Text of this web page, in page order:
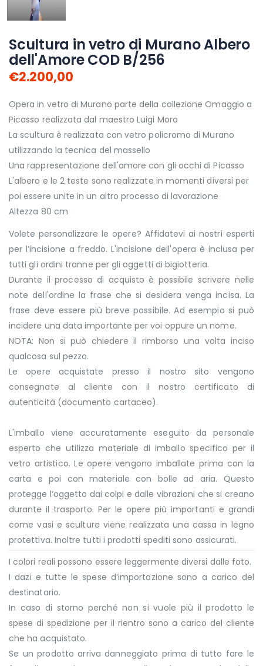
Scultura in vetro di Murano Albero
dell'Amore COD B/256
€2.200,00
Opera in vetro di Murano parte della collezione Omaggio a
Picasso realizzata dal maestro Luigi Moro
La scultura è realizzata con vetro policromo di Murano
utilizzando la tecnica del massello
Una rappresentazione dell'amore con gli occhi di Picasso
L'albero e le 2 teste sono realizzate in momenti diversi per
poi essere unite in un altro processo di lavorazione
Altezza 80 cm
Volete personalizzare le opere? Affidatevi ai nostri esperti
per l’incisione a freddo. L'incisione dell'opera è inclusa per
tutti gli ordini tranne per gli oggetti di bigiotteria.
Durante il processo di acquisto è possibile scrivere nelle
note dell'ordine la frase che si desidera venga incisa. La
frase deve essere più breve possibile. Ad esempio si può
incidere una data importante per voi oppure un nome.
NOTA: Non si può chiedere il rimborso una volta inciso
qualcosa sul pezzo.
Le opere acquistate presso il nostro sito vengono
consegnate al cliente con il nostro certificato di
autenticità (documento cartaceo).
L'imballo viene accuratamente eseguito da personale
esperto che utilizza materiale di imballo specifico per il
vetro artistico. Le opere vengono imballate prima con la
carta e poi con materiale con bolle ad aria. Questo
protegge l’oggetto dai colpi e dalle vibrazioni che si creano
durante il trasporto. Per le opere più importanti e grandi
come vasi e sculture viene realizzata una cassa in legno
protettiva. Inoltre tutti i prodotti spediti sono assicurati.
I colori reali possono essere leggermente diversi dalle foto.
I dazi e tutte le spese d’importazione sono a carico del
destinatario.
In caso di storno perché non si vuole più il prodotto le
spese di spedizione per il rientro sono a carico del cliente
che ha acquistato.
Se un prodotto arriva danneggiato prima di tutto fare le